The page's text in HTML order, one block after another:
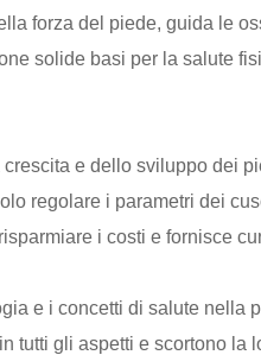
forza del piede, guida le
solide basi per la salute
e dello sviluppo dei
regolare i parametri dei
i costi e fornisce
e i concetti di salute nella
tutti gli aspetti e scortono la